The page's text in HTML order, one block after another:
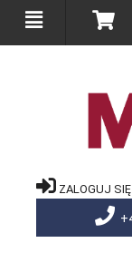
ZALOGUJ SIĘ